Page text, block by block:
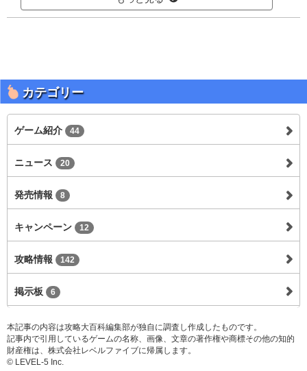
カテゴリー
ゲーム紹介 44
ニュース 20
発売情報 8
キャンペーン 12
攻略情報 142
掲示板 6
本記事の内容は攻略大百科編集部が独自に調査し作成したものです。
記事内で引用しているゲームの名称、画像、文章の著作権や商標その他の知的
財産権は、株式会社レベルファイブに帰属します。
© LEVEL-5 Inc.